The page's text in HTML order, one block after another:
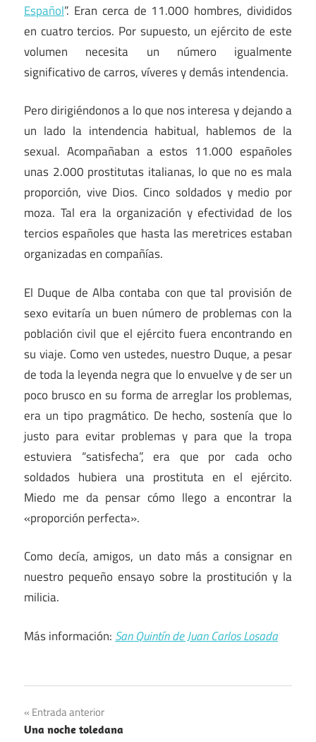
Español”. Eran cerca de 11.000 hombres, divididos
en cuatro tercios. Por supuesto, un ejército de este
volumen necesita un número igualmente
significativo de carros, víveres y demás intendencia.
Pero dirigiéndonos a lo que nos interesa y dejando a
un lado la intendencia habitual, hablemos de la
sexual. Acompañaban a estos 11.000 españoles
unas 2.000 prostitutas italianas, lo que no es mala
proporción, vive Dios. Cinco soldados y medio por
moza. Tal era la organización y efectividad de los
tercios españoles que hasta las meretrices estaban
organizadas en compañías.
El Duque de Alba contaba con que tal provisión de
sexo evitaría un buen número de problemas con la
población civil que el ejército fuera encontrando en
su viaje. Como ven ustedes, nuestro Duque, a pesar
de toda la leyenda negra que lo envuelve y de ser un
poco brusco en su forma de arreglar los problemas,
era un tipo pragmático. De hecho, sostenía que lo
justo para evitar problemas y para que la tropa
estuviera “satisfecha”, era que por cada ocho
soldados hubiera una prostituta en el ejército.
Miedo me da pensar cómo llego a encontrar la
«proporción perfecta».
Como decía, amigos, un dato más a consignar en
nuestro pequeño ensayo sobre la prostitución y la
milicia.
Más información: San Quintín de Juan Carlos Losada
Navegación
Entrada anterior
Una noche toledana